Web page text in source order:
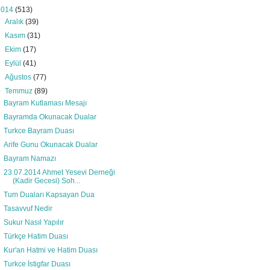
(513)
Aralık(39)
Kasım(31)
Ekim(17)
Eylül(41)
Ağustos(77)
Temmuz(89)
Bayram Kutlaması Mesajı
Bayramda Okunacak Dualar
Turkce Bayram Duası
Arife Gunu Okunacak Dualar
Bayram Namazı
23.07.2014 Ahmet Yesevi Derneği
(Kadir Gecesi) Soh...
Tum Duaları Kapsayan Dua
Tasavvuf Nedir
Sukur Nasıl Yapılır
Türkçe Hatim Duası
Kur'an Hatmi ve Hatim Duası
Turkce İstigfar Duası